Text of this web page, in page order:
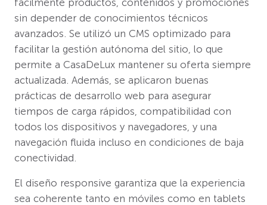
fácilmente productos, contenidos y promociones
sin depender de conocimientos técnicos
avanzados. Se utilizó un CMS optimizado para
facilitar la gestión autónoma del sitio, lo que
permite a CasaDeLux mantener su oferta siempre
actualizada. Además, se aplicaron buenas
prácticas de desarrollo web para asegurar
tiempos de carga rápidos, compatibilidad con
todos los dispositivos y navegadores, y una
navegación fluida incluso en condiciones de baja
conectividad.
El diseño responsive garantiza que la experiencia
sea coherente tanto en móviles como en tablets